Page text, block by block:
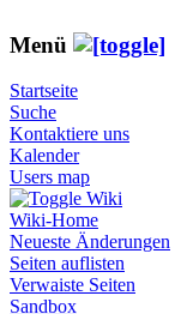
Menü
Startseite
Suche
Kontaktiere uns
Kalender
Users map
Wiki
Wiki-Home
Neueste Änderungen
Seiten auflisten
Verwaiste Seiten
Sandbox